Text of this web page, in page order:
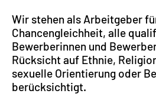
Wir stehen als Arbeitgeber
Chancengleichheit, alle
Bewerberinnen und
Rücksicht auf Ethnie,
sexuelle Orientierung oder
berücksichtigt.